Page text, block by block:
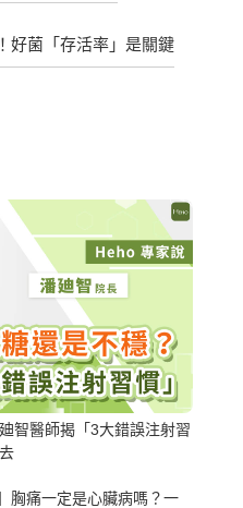
好菌「存活率」是關鍵
智醫師揭「3大錯誤注射習
胸痛一定是心臟病嗎？一